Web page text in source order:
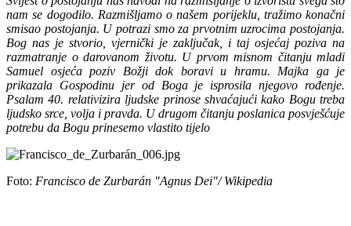
nam se dogodilo. Razmišljamo o našem porijeklu, tražimo konačni
smisao postojanja. U potrazi smo za prvotnim uzrocima postojanja.
Bog nas je stvorio, vjernički je zaključak, i taj osjećaj poziva na
razmatranje o darovanom životu. U prvom misnom čitanju mladi
Samuel osjeća poziv Božji dok boravi u hramu. Majka ga je
prikazala Gospodinu jer od Boga je isprosila njegovo rođenje.
Psalam 40. relativizira ljudske prinose shvaćajući kako Bogu treba
ljudsko srce, volja i pravda. U drugom čitanju poslanica posvješćuje
potrebu da Bogu prinesemo vlastito tijelo
Foto: Francisco de Zurbarán "Agnus Dei"/ Wikipedia